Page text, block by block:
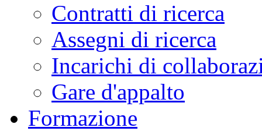
Contratti di ricerca
Assegni di ricerca
Incarichi di
Gare d'appalto
Formazione